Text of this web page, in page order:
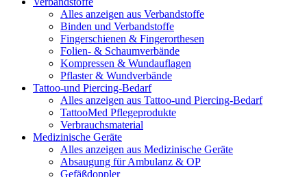
Alles anzeigen aus Verbandstoffe
Binden und Verbandstoffe
Fingerschienen & Fingerorthesen
Folien- & Schaumverbände
Kompressen & Wundauflagen
Pflaster & Wundverbände
Tattoo-und Piercing-Bedarf
Alles anzeigen aus Tattoo-und Piercing-Bedarf
TattooMed Pflegeprodukte
Verbrauchsmaterial
Medizinische Geräte
Alles anzeigen aus Medizinische Geräte
Absaugung für Ambulanz & OP
Gefäßdoppler